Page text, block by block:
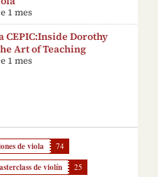
1 mes
CEPIC:Inside Dorothy
Art of Teaching
1 mes
de viola 74
de violín 25